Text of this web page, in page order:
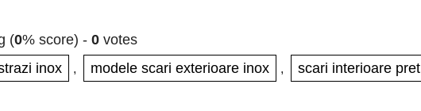
(0% score) - 0 votes
inox , modele scari exterioare inox , scari interioare pret